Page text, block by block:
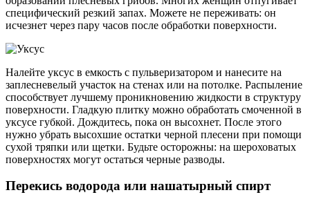
специфический резкий запах. Можете не переживать: он
исчезнет через пару часов после обработки поверхности.
Налейте уксус в емкость с пульверизатором и нанесите на
заплесневелый участок на стенах или на потолке. Распыление
способствует лучшему проникновению жидкости в структуру
поверхности. Гладкую плитку можно обработать смоченной в
уксусе губкой. Дождитесь, пока он высохнет. После этого
нужно убрать высохшие остатки черной плесени при помощи
сухой тряпки или щетки. Будьте осторожны: на шероховатых
поверхностях могут остаться черные разводы.
Перекись водорода или нашатырный спирт